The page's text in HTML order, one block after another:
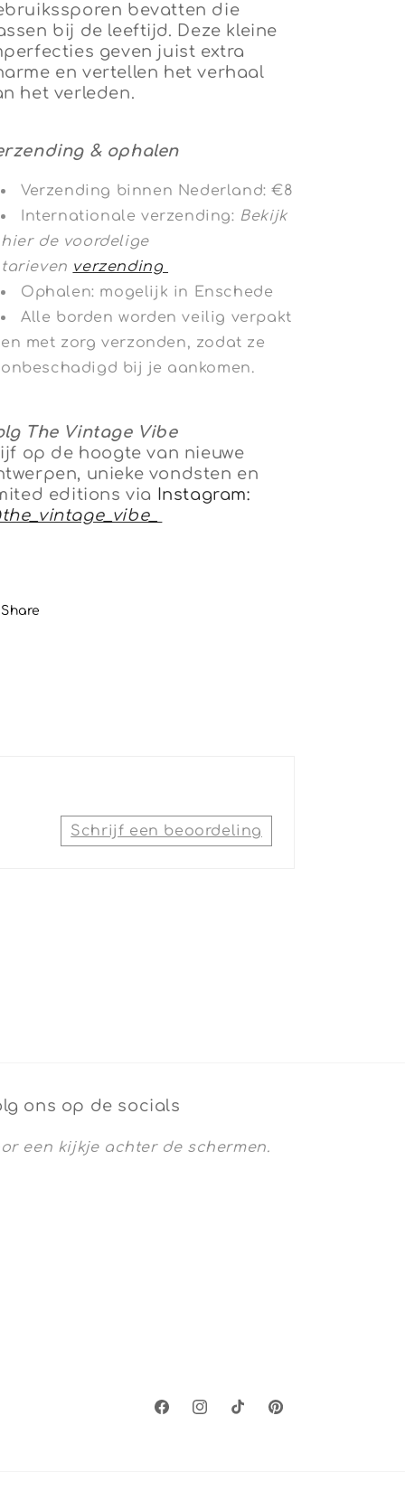
bevatten die
bij de leeftijd. Deze kleine
geven juist extra
en vertellen het verhaal
het verleden.
& ophalen
Verzending binnen Nederland: €8
Internationale verzending: Bekijk
hier de voordelige
tarieven verzending
Ophalen: mogelijk in Enschede
Alle borden worden veilig verpakt
en met zorg verzonden, zodat ze
onbeschadigd bij je aankomen.
The Vintage Vibe
op de hoogte van nieuwe
unieke vondsten en
editions via
Instagram:
Share
Schrijf een beoordeling
ons op de socials
een kijkje achter de schermen.
FacebookInstagramTikTokPinterest